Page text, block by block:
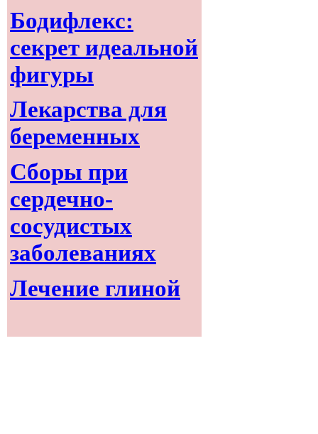
Бодифлекс:
секрет идеальной
фигуры
Лекарства для
беременных
Сборы при
сердечно-
сосудистых
заболеваниях
Лечение глиной